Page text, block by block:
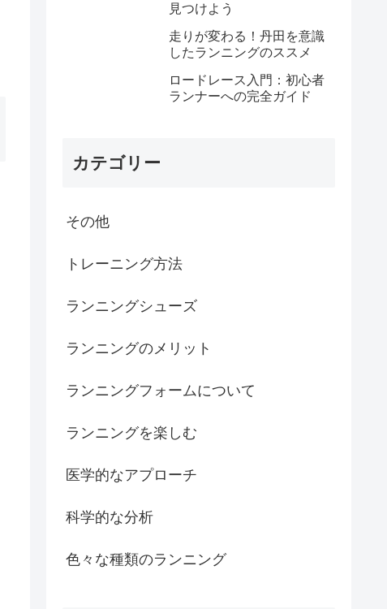
見つけよう
走りが変わる！丹田を意識
したランニングのススメ
ロードレース入門：初心者
ランナーへの完全ガイド
カテゴリー
その他
トレーニング方法
ランニングシューズ
ランニングのメリット
ランニングフォームについて
ランニングを楽しむ
医学的なアプローチ
科学的な分析
色々な種類のランニング